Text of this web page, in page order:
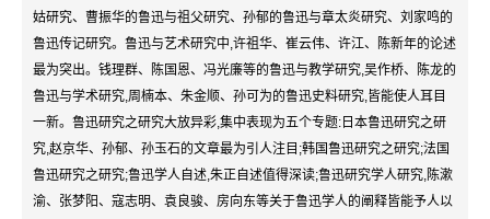
姑研究、曹振华的鲁迅与祖父研究、孙郁的鲁迅与章太炎研究、刘家鸣的
鲁迅传记研究。鲁迅与艺术研究中,许祖华、崔云伟、许江、陈新年的论述
最为突出。钱理群、陈国恩、冯光廉等的鲁迅与教学研究,吴作桥、陈龙的
鲁迅与学术研究,周楠本、朱金顺、孙可为的鲁迅史料研究,皆能使人耳目
一新。鲁迅研究之研究大放异彩,集中表现为五个专题:日本鲁迅研究之研
究,赵京华、孙郁、孙玉石的文章最为引人注目;韩国鲁迅研究之研究;法国
鲁迅研究之研究;鲁迅学人自述,朱正自述值得深读;鲁迅研究学人研究,陈漱
渝、张梦阳、寇志明、袁良骏、房向东等关于鲁迅学人的阐释皆能予人以